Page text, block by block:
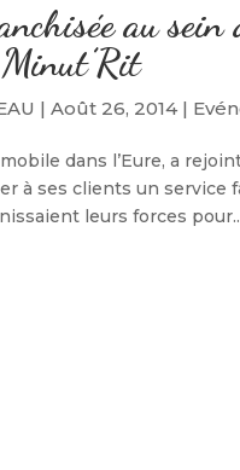
au sein
|Août 26, 2014 |
dans l’Eure, a
à ses clients un
leurs forces